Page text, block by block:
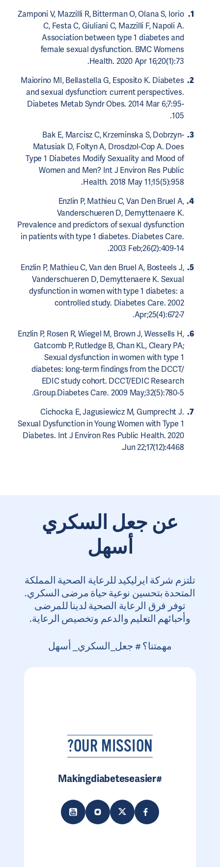
Zamponi V, Mazzilli R, Bitterman O, Olana S, Iorio
C, Festa C, Giuliani C, Mazzilli F, Napoli A.
Association between type 1 diabetes and
female sexual dysfunction. BMC Womens
Health. 2020 Apr 16;20(1):73.
Maiorino MI, Bellastella G, Esposito K. Diabetes
and sexual dysfunction: current perspectives.
Diabetes Metab Syndr Obes. 2014 Mar 6;7:95-
105.
Bak E, Marcisz C, Krzeminska S, Dobrzyn-
Matusiak D, Foltyn A, Drosdzol-Cop A. Does
Type 1 Diabetes Modify Sexuality and Mood of
Women and Men? Int J Environ Res Public
Health. 2018 May 11;15(5):958.
Enzlin P, Mathieu C, Van Den Bruel A,
Vanderschueren D, Demyttenaere K.
Prevalence and predictors of sexual dysfunction
in patients with type 1 diabetes. Diabetes Care.
2003 Feb;26(2):409-14.
Enzlin P, Mathieu C, Van den Bruel A, Bosteels J,
Vanderschueren D, Demyttenaere K. Sexual
dysfunction in women with type 1 diabetes: a
controlled study. Diabetes Care. 2002
Apr;25(4):672-7.
Enzlin P, Rosen R, Wiegel M, Brown J, Wessells H,
Gatcomb P, Rutledge B, Chan KL, Cleary PA;
Sexual dysfunction in women with type 1
diabetes: long-term findings from the DCCT/
EDIC study cohort. DCCT/EDIC Research
Group.Diabetes Care. 2009 May;32(5):780-5.
Cichocka E, Jagusiewicz M, Gumprecht J.
Sexual Dysfunction in Young Women with Type 1
Diabetes. Int J Environ Res Public Health. 2020
Jun 22;17(12):4468.
عن جعل السكري
أسهل
تلتزم شركة ايرليكيد للرعاية الصحية المملكة
المتحدة بتحسين نوعية حياة مرضى السكري.
توفر فرق الرعاية الصحية لدينا للمرضى
وأحبائهم التعليم والدعم وتخصيص الرعاية.
مهمتنا؟ # جعل_السكري_ أسهل
OUR MISSION?
#Makingdiabeteseasier